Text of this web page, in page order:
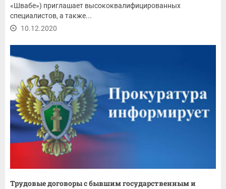
«Швабе») приглашает высококвалифицированных
специалистов, а также...
10.12.2020
Трудовые договоры с бывшим государственным и